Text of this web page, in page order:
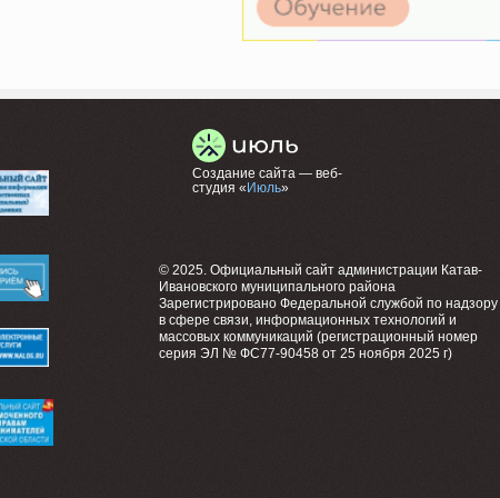
Создание сайта — веб-
студия « Июль»
© 2025. Официальный сайт администрации Катав-
Ивановского муниципального района
Зарегистрировано Федеральной службой по надзору
в сфере связи, информационных технологий и
массовых коммуникаций (регистрационный номер
серия ЭЛ № ФС77-90458 от 25 ноября 2025 г)